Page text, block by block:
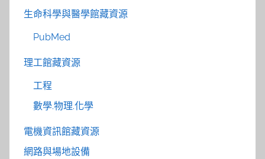
生命科學與醫學館藏資源
PubMed
理工館藏資源
工程
數學.物理.化學
電機資訊館藏資源
網路與場地設備